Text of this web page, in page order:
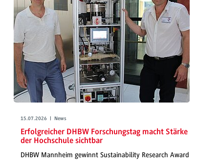
15.07.2026 | News
Erfolgreicher DHBW Forschungstag macht Stärke
der Hochschule sichtbar
DHBW Mannheim gewinnt Sustainability Research Award